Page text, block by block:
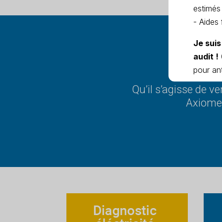
estimés
- Aides
Je
audit !
pour
Qu’il s’agisse de